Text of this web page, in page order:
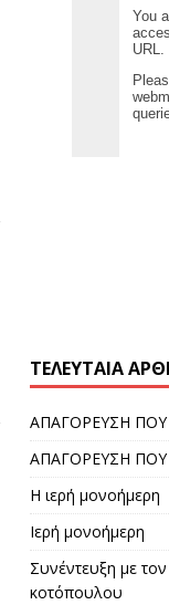
ΤΕΛΕΥΤΑΊΑ
ΑΠΑΓΟΡΕΥΣΗ ΠΟΥ
ΑΠΑΓΟΡΕΥΣΗ ΠΟΥ
Η ιερή μονοήμερη
Ιερή μονοήμερη
Συνέντευξη με
κοτόπουλου